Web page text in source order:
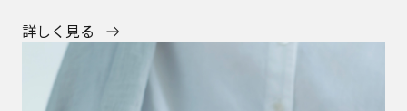
詳しく見る